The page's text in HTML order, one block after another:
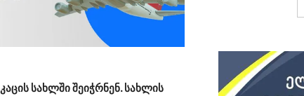
სახლში შეიჭრნენ. სახლის